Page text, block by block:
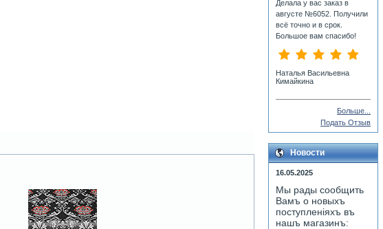
Делала у вас заказ в
августе №6052. Получили
всё точно и в срок.
Большое вам спасибо!
Наталья Васильевна
Кимайкина
Больше...
Подать Отзыв
Новости
16.05.2025
Мы рады сообщить
Вамъ о новыхъ
поступленiяхъ въ
нашъ магазинъ: